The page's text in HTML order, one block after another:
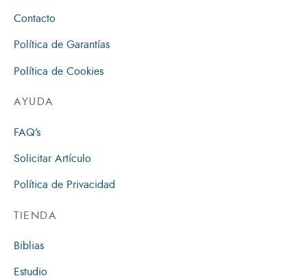
Contacto
Política de Garantías
Política de Cookies
AYUDA
FAQ’s
Solicitar Artículo
Política de Privacidad
TIENDA
Biblias
Estudio